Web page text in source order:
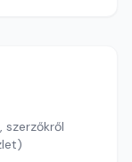
szerzőkről